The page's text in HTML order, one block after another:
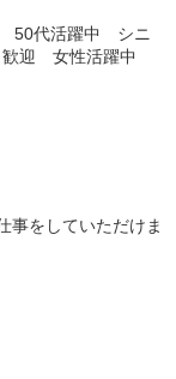
50代活躍中 シニ
歓迎 女性活躍中
事をしていただけま